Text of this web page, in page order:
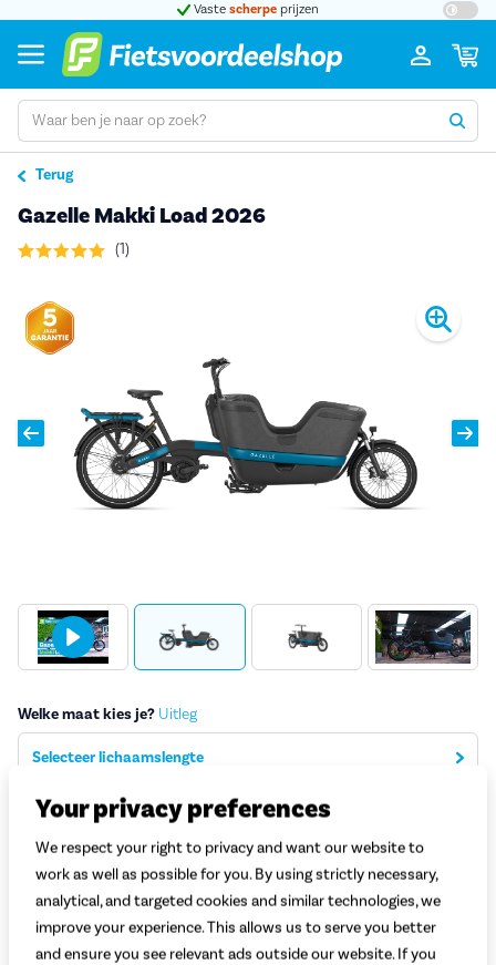
Vaste scherpe prijzen
Terug
Gazelle Makki Load 2026
(1)
Welke maat kies je? Uitleg
Selecteer lichaamslengte
Welke accu kies je?Uitleg
Selecteer de gewenste accu
Adviesprijs5.699,-
5.599,-
Your privacy preferences
We respect your right to privacy and want our website to
work as well as possible for you. By using strictly necessary,
analytical, and targeted cookies and similar technologies, we
improve your experience. This allows us to serve you better
and ensure you see relevant ads outside our website. If you